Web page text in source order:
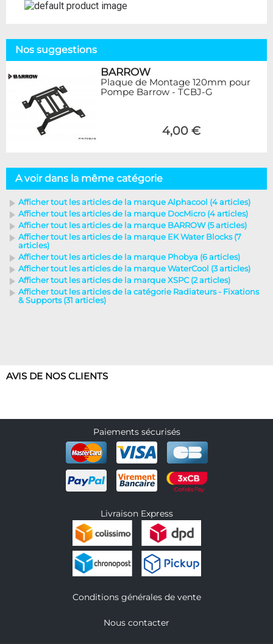
Nos suggestions
BARROW
Plaque de Montage 120mm pour
Pompe Barrow - TCBJ-G
4,00 €
A voir dans la même catégorie
Afficher tout les articles de la marque Alphacool (4 articles)
Afficher tout les articles de la marque DocMicro (4 articles)
Afficher tout les articles de la marque BARROW (5 articles)
Afficher tout les articles de la marque EK Water Blocks (7
articles)
Afficher tout les articles de la marque Phobya (6 articles)
Afficher tout les articles de la marque WaterCool (3 articles)
Afficher tout les articles de la marque XSPC (2 articles)
Afficher tout les articles de la catégorie Radiateurs - Fixations
& Supports (31 articles)
AVIS DE NOS CLIENTS
Paiements sécurisés
Livraison Express
Conditions générales de vente
Nous contacter